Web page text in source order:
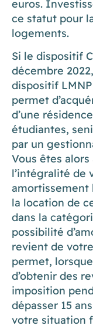
euros.
ce statut pour
logements.
Si le dispositif
décembre
dispositif
permet
d’une
étudiantes,
par un
Vous êtes
l’intégralité de
amortissement
la location de
dans la
possibilité
revient de
permet,
d’obtenir des
imposition
dépasser 15
votre situation